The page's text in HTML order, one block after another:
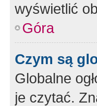
wyświetlić
Góra
Czym są
Globalne
je czytać.